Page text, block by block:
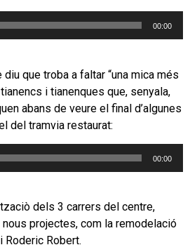
00:00
diu que troba a faltar “una mica més
i tianenques que, senyala,
abans de veure el final d’algunes
del tramvia restaurat:
00:00
dels 3 carrers del centre,
projectes, com la remodelació
Roderic Robert.